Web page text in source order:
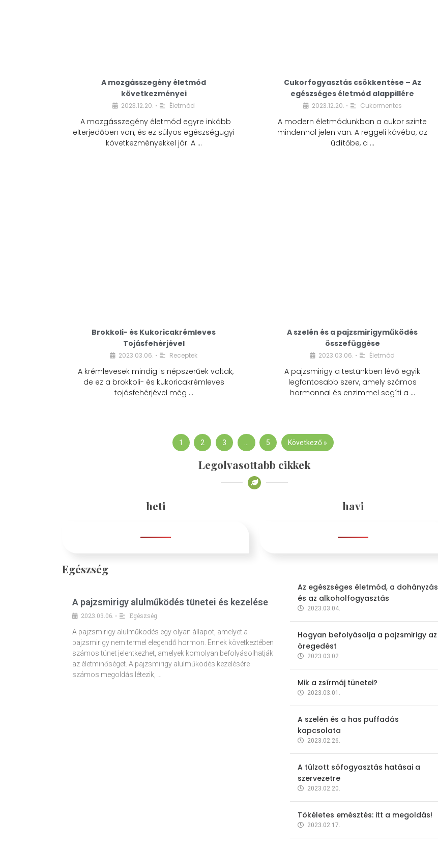
A mozgásszegény életmód
következményei
2023.12.20. • Életmód
A mozgásszegény életmód egyre inkább
elterjedőben van, és ez súlyos egészségügyi
következményekkel jár. A …
Cukorfogyasztás csökkentése – Az
egészséges életmód alappillére
2023.12.20. • Cukormentes
A modern életmódunkban a cukor szinte
mindenhol jelen van. A reggeli kávéba, az
üdítőbe, a …
Brokkoli- és Kukoricakrémleves
Tojásfehérjével
2023.03.06. • Receptek
A krémlevesek mindig is népszerűek voltak,
de ez a brokkoli- és kukoricakrémleves
tojásfehérjével még …
A szelén és a pajzsmirigyműködés
összefüggése
2023.03.06. • Életmód
A pajzsmirigy a testünkben lévő egyik
legfontosabb szerv, amely számos
hormonnal és enzimmel segíti a …
1 2 3 5 Következő »
Legolvasottabb cikkek
heti havi
Egészség
A pajzsmirigy alulműködés tünetei és kezelése
2023.03.06. •
Egészség
A pajzsmirigy alulműködés egy olyan állapot, amelyet a
pajzsmirigy nem termel elegendő hormon. Ennek következtében
számos tünet jelentkezhet, amelyek komolyan befolyásolhatják
az életminőséget. A pajzsmirigy alulműködés kezelésére
számos megoldás létezik, …
Az egészséges életmód, a dohányzás
és az alkoholfogyasztás
2023.03.04.
Hogyan befolyásolja a pajzsmirigy az
öregedést
2023.03.02.
Mik a zsírmáj tünetei?
2023.03.01.
A szelén és a has puffadás
kapcsolata
2023.02.26.
A túlzott sófogyasztás hatásai a
szervezetre
2023.02.20.
Tökéletes emésztés: itt a megoldás!
2023.02.17.
Cukorfogyasztás
egészséges életmód
alappillére